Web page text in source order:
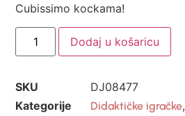
Cubissimo kockama!
Dodaj u košaricu
SKU
DJ08477
Kategorije
Didaktičke igračke,